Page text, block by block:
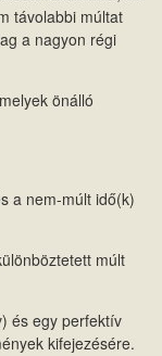
távolabbi múltat
a nagyon régi
önálló
a nem-múlt idő(k)
múlt
és egy perfektív
kifejezésére.